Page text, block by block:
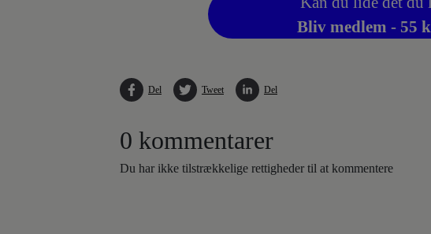
Bliv medlem - 55
Del Tweet Del
0 kommentarer
Du har ikke tilstrækkelige rettigheder til at kommentere